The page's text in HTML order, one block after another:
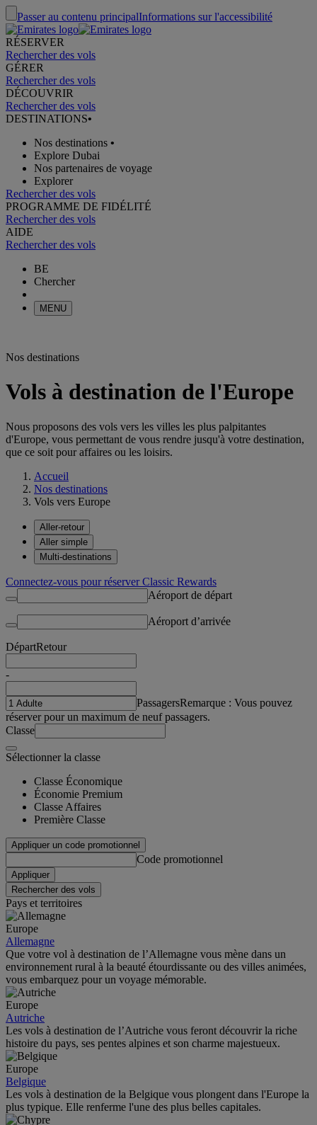
Passer au contenu principalInformations sur l'accessibilité
RÉSERVER
Rechercher des vols
GÉRER
Rechercher des vols
DÉCOUVRIR
Rechercher des vols
DESTINATIONS•
Nos destinations •
Explore Dubai
Nos partenaires de voyage
Explorer
Rechercher des vols
PROGRAMME DE FIDÉLITÉ
Rechercher des vols
AIDE
Rechercher des vols
BE
Chercher
MENU
Nos destinations
Vols à destination de l'Europe
Nous proposons des vols vers les villes les plus palpitantes
d'Europe, vous permettant de vous rendre jusqu'à votre destination,
que ce soit pour affaires ou les loisirs.
Accueil
Nos destinations
Vols vers Europe
Aller-retour
Aller simple
Multi-destinations
Connectez-vous pour réserver Classic Rewards
Aéroport de départ
Aéroport d’arrivée
DépartRetour
-
PassagersRemarque : Vous pouvez
réserver pour un maximum de neuf passagers.
Classe
Sélectionner la classe
Classe Économique
Économie Premium
Classe Affaires
Première Classe
Appliquer un code promotionnel
Code promotionnel
Appliquer
Rechercher des vols
Pays et territoires
Europe
Allemagne
Que votre vol à destination de l’Allemagne vous mène dans un
environnement rural à la beauté étourdissante ou des villes animées,
vous embarquez pour un voyage mémorable.
Europe
Autriche
Les vols à destination de l’Autriche vous feront découvrir la riche
histoire du pays, ses pentes alpines et son charme majestueux.
Europe
Belgique
Les vols à destination de la Belgique vous plongent dans l'Europe la
plus typique. Elle renferme l'une des plus belles capitales.